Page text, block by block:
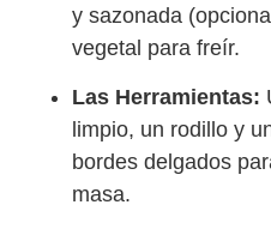
y sazonada
vegetal para freír.
Las Herramientas:
limpio, un rodillo y
bordes delgados
masa.